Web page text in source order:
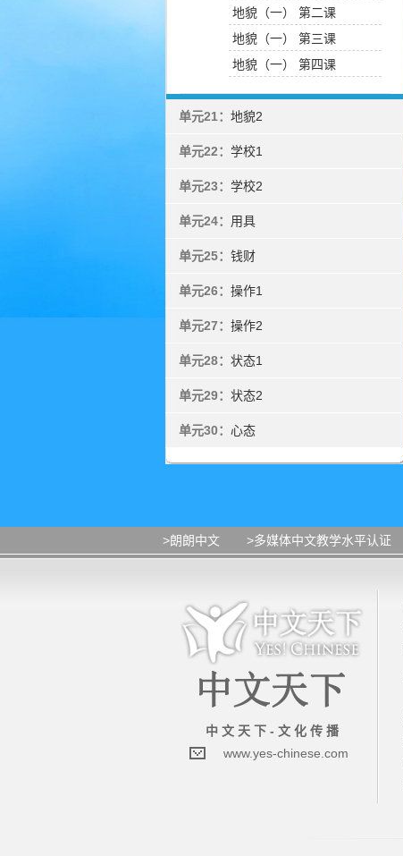
地貌（一） 第二课
地貌（一） 第三课
地貌（一） 第四课
单元21： 地貌2
单元22： 学校1
单元23： 学校2
单元24： 用具
单元25： 钱财
单元26： 操作1
单元27： 操作2
单元28： 状态1
单元29： 状态2
单元30： 心态
>朗朗中文 >多媒体中文教学水平认证
中 文 天 下 - 文 化 传 播
www.yes-chinese.com